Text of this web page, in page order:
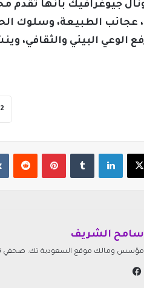
جيوغرافيك بأنها
عجائب الطبيعة، وسلوك
الوعي البيئي والثقافي،
لينكدإن بينتيريست
سامح الشريف
مؤسس ومالك موقع السعودية تك. صحفي